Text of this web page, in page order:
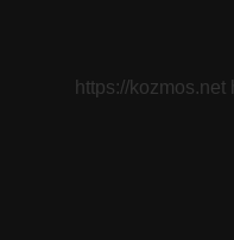
Mı
https://kozmos.net